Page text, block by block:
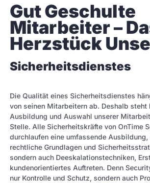
Gut Geschulte
Mitarbeiter –
Herzstück
Sicherheitsdienstes
Die Qualität eines Sicherheitsdienstes
von seinen Mitarbeitern ab. Deshalb steht
Ausbildung und Auswahl unserer
Stelle. Alle Sicherheitskräfte von OnTime
durchlaufen eine umfassende
rechtliche Grundlagen und
sondern auch Deeskalationstechniken,
kundenorientiertes Auftreten. Denn
nur Kontrolle und Schutz, sondern auch